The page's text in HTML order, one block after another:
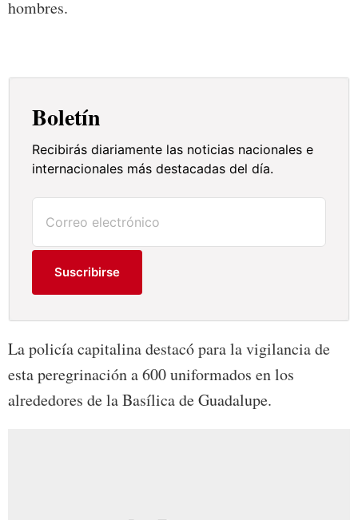
hombres.
Boletín
Recibirás diariamente las noticias nacionales e
internacionales más destacadas del día.
Suscribirse
La policía capitalina destacó para la vigilancia de
esta peregrinación a 600 uniformados en los
alrededores de la Basílica de Guadalupe.